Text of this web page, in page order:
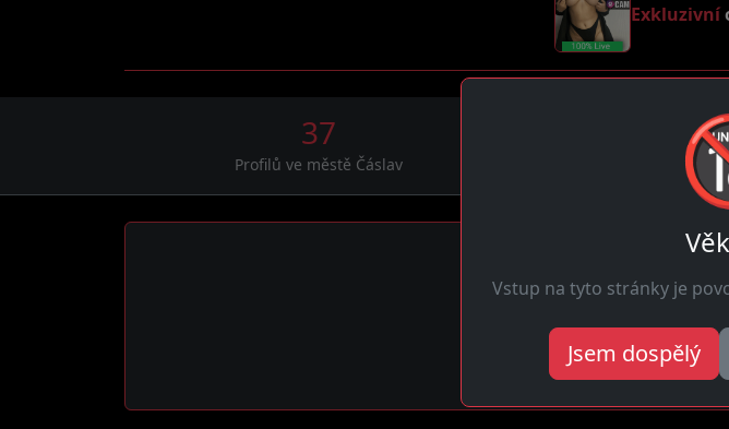
Exkluzivní
37
Profilů ve městě Čáslav
Jen zábava, žádné
Vstup na tyto stránky je
Jsem dospělý